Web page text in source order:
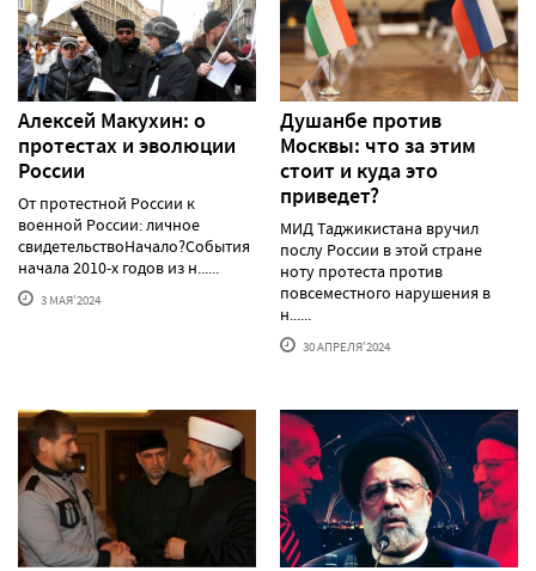
Алексей Макуxин: о
протестаx и эволюции
России
От протестной России к
военной России: личное
свидетельствоНачало?События
начала 2010-х годов из н......
3 МАЯ'2024
Душанбе против
Москвы: что за этим
стоит и куда это
приведет?
МИД Таджикистана вручил
послу России в этой стране
ноту протеста против
повсеместного нарушения в
н......
30 АПРЕЛЯ'2024